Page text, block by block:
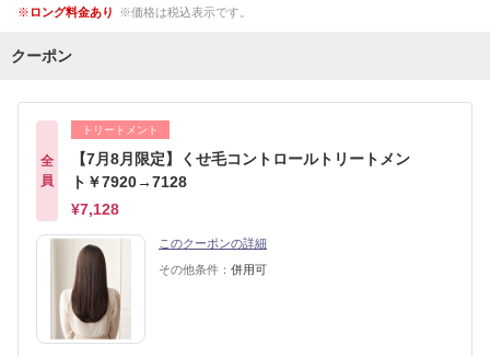
ロング料金あり 価格は税込表示です。
クーポン
全
員
トリートメント
【7月8月限定】くせ毛コントロールトリートメン
ト￥7920→7128
¥7,128
このクーポンの詳細
その他条件： 併用可